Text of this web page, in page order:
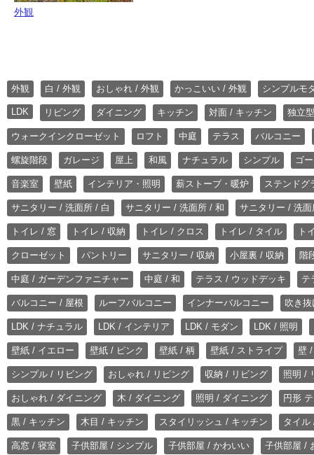
外観
外観 白 / 外観 おしゃれ / 外観 かっこいい / 外観 シンプルモ
LDK リビング ダイニング キッチン 対面 / キッチン 独立
ウォークインクローゼット ロフト 中庭 テラス バルコニー
螺旋階段 ガレージ 屋上 和風 ナチュラル シンプル ゴ
音楽室 壁紙 インテリア・照明 薪ストーブ・暖炉 ステンドグ
サニタリー / 洗面所 / 白 サニタリー / 洗面所 / 和 サニタリー / 洗
トイレ / 窓 トイレ / 収納 トイレ / クロス トイレ / タイル ト
クローゼット パントリー サニタリー / 収納 小屋裏 / 収納 階
中庭 / ガーデンファニチャー 中庭 / 和 テラス / ウッドデッキ テ
バルコニー / 屋根 ルーフバルコニー インナーバルコニー 吹き
LDK / ナチュラル LDK / インテリア LDK / モダン LDK / 照明
壁紙 / イエロー 壁紙 / ピンク 壁紙 / 柄 壁紙 / ストライプ 壁
シンプル / リビング おしゃれ / リビング 収納 / リビング 照明 /
おしゃれ / ダイニング 木 / ダイニング 照明 / ダイニング 円形
黒 / キッチン 木目 / キッチン スタイリッシュ / キッチン タイル
高窓 / 寝室 子供部屋 / シンプル 子供部屋 / かわいい 子供部屋 /